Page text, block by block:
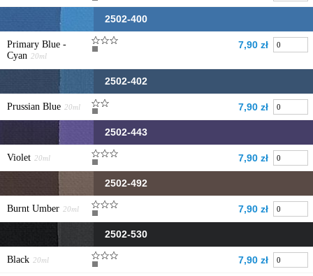
2502-400
Primary Blue -
Cyan 20ml
7,90 zł
2502-402
Prussian Blue 20ml 7,90 zł
2502-443
Violet 20ml 7,90 zł
2502-492
Burnt Umber 20ml 7,90 zł
2502-530
Black 20ml 7,90 zł